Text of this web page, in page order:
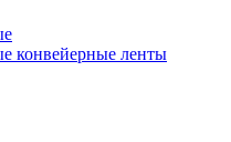
конвейерные ленты